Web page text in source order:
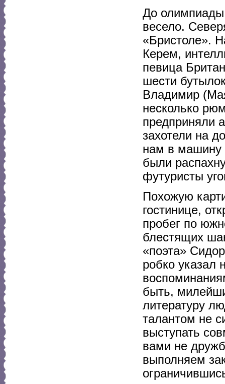
До олимпиады
весело.
«Бристоле».
Керем,
певица
шести
Владимир
несколько
предприняли
захотели на
нам в машину
были
футуристы
Похожую
гостинице,
пробег по
блестящих
«поэта»
робко указал
быть,
литературу
талантом не
выступать
вами не
выполняем